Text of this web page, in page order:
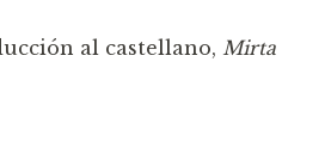
al castellano, Mirta